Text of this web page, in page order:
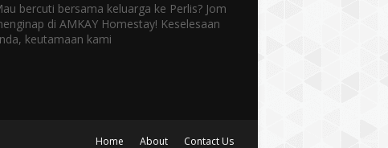
bercuti bersama keluarga ke Perlis? Jom
di AMKAY Homestay! Keselesaan
keutamaan kami
Home About Contact Us